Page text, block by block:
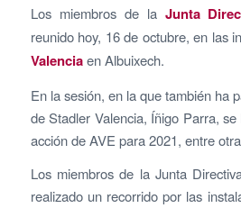
Los miembros de la Junta
reunido hoy, 16 de octubre, en las
Valenciaen Albuixech.
En la sesión, en la que también ha
de Stadler Valencia, Íñigo Parra,
acción de AVE para 2021, entre
Los miembros de la Junta
realizado un recorrido por las